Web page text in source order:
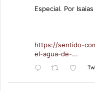
Especial. Por
https://sentido-
el-agua-de-...